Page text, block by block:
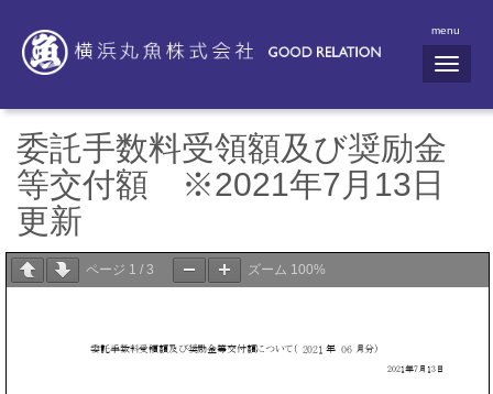
menu
N
a
i
委託手数料受領額及び奨励金
等交付額 ※2021年7月13日
更新
ページ 1 / 3 ズーム 100%